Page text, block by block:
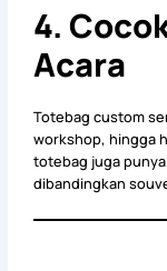
4.
Acara
Totebag custom
workshop, hingga
totebag juga
dibandingkan